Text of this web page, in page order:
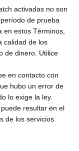
activadas no son
de prueba
en estos Términos,
calidad de los
de dinero. Utilice
en contacto con
hubo un error de
lo exige la ley.
resultar en el
de los servicios